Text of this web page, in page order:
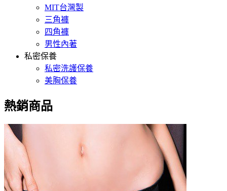
MIT台灣製
三角褲
四角褲
男性內著
私密保養
私密洗護保養
美胸保養
熱銷商品